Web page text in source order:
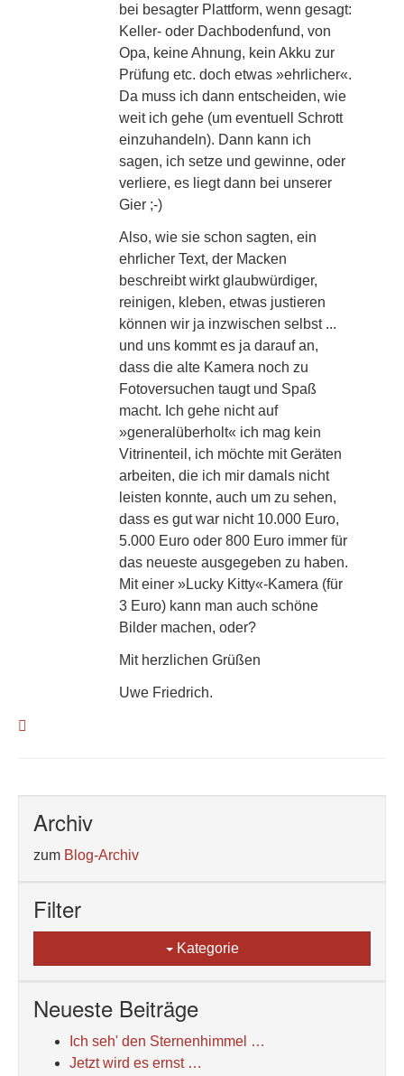
bei besagter Plattform, wenn gesagt:
Keller- oder Dachbodenfund, von
Opa, keine Ahnung, kein Akku zur
Prüfung etc. doch etwas »ehrlicher«.
Da muss ich dann entscheiden, wie
weit ich gehe (um eventuell Schrott
einzuhandeln). Dann kann ich
sagen, ich setze und gewinne, oder
verliere, es liegt dann bei unserer
Gier ;-)
Also, wie sie schon sagten, ein
ehrlicher Text, der Macken
beschreibt wirkt glaubwürdiger,
reinigen, kleben, etwas justieren
können wir ja inzwischen selbst ...
und uns kommt es ja darauf an,
dass die alte Kamera noch zu
Fotoversuchen taugt und Spaß
macht. Ich gehe nicht auf
»generalüberholt« ich mag kein
Vitrinenteil, ich möchte mit Geräten
arbeiten, die ich mir damals nicht
leisten konnte, auch um zu sehen,
dass es gut war nicht 10.000 Euro,
5.000 Euro oder 800 Euro immer für
das neueste ausgegeben zu haben.
Mit einer »Lucky Kitty«-Kamera (für
3 Euro) kann man auch schöne
Bilder machen, oder?
Mit herzlichen Grüßen
Uwe Friedrich.
Archiv
zum Blog-Archiv
Filter
Kategorie
Neueste Beiträge
Ich seh' den Sternenhimmel …
Jetzt wird es ernst …